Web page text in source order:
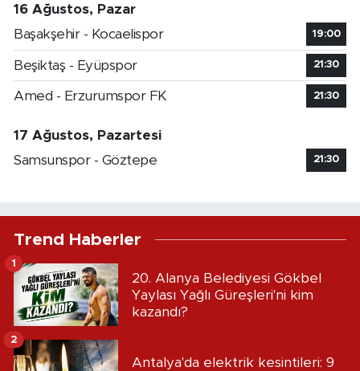
16 Ağustos, Pazar
Başakşehir - Kocaelispor
19:00
Beşiktaş - Eyüpspor 21:30
Amed - Erzurumspor FK 21:30
17 Ağustos, Pazartesi
Samsunspor - Göztepe
21:30
Trend Haberler
20. Alanya Belediyesi Gökbel
Yaylası Yağlı Güreşleri'ni kim
kazandı?
1
Antalya'da elektrik kesintileri: 9
2